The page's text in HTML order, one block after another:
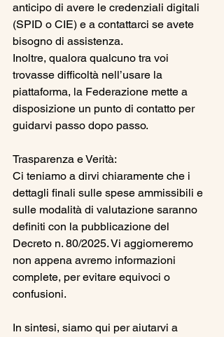
anticipo di avere le credenziali digitali
(SPID o CIE) e a contattarci se avete
bisogno di assistenza.
Inoltre, qualora qualcuno tra voi
trovasse difficoltà nell’usare la
piattaforma, la Federazione mette a
disposizione un punto di contatto per
guidarvi passo dopo passo.
Trasparenza e Verità:
Ci teniamo a dirvi chiaramente che i
dettagli finali sulle spese ammissibili e
sulle modalità di valutazione saranno
definiti con la pubblicazione del
Decreto n. 80/2025. Vi aggiorneremo
non appena avremo informazioni
complete, per evitare equivoci o
confusioni.
In sintesi, siamo qui per aiutarvi a